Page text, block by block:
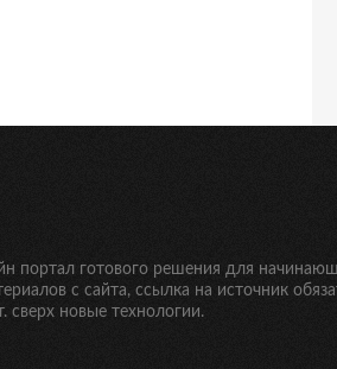
портал готового решения для
с сайта, ссылка на источник
сверх новые технологии.